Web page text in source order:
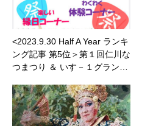
<2023.9.30 Half A Year ランキ
ング記事 第5位＞第１回仁川な
つまつり ＆ いす－１グラン…